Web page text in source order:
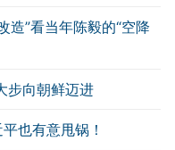
”看当年陈毅的“空降
步向朝鲜迈进
也有意甩锅！